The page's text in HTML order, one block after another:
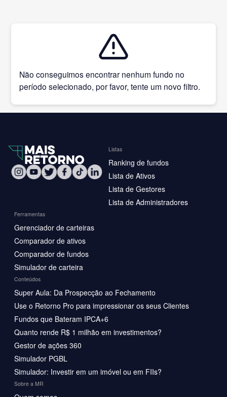
Não conseguimos encontrar nenhum fundo no
período selecionado, por favor, tente um novo filtro.
Listas
Ranking de fundos
Lista de Ativos
Lista de Gestores
Lista de Administradores
Ferramentas
Gerenciador de carteiras
Comparador de ativos
Comparador de fundos
Simulador de carteira
Conteúdos
Super Aula: Da Prospecção ao Fechamento
Use o Retorno Pro para impressionar os seus Clientes
Fundos que Bateram IPCA+6
Quanto rende R$ 1 milhão em investimentos?
Gestor de ações 360
Simulador PGBL
Simulador: Investir em um imóvel ou em FIIs?
Sobre a MR